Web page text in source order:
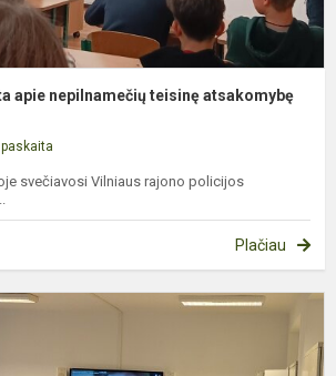
apie nepilnamečių teisinę atsakomybę
svečiavosi Vilniaus rajono policijos
Plačiau